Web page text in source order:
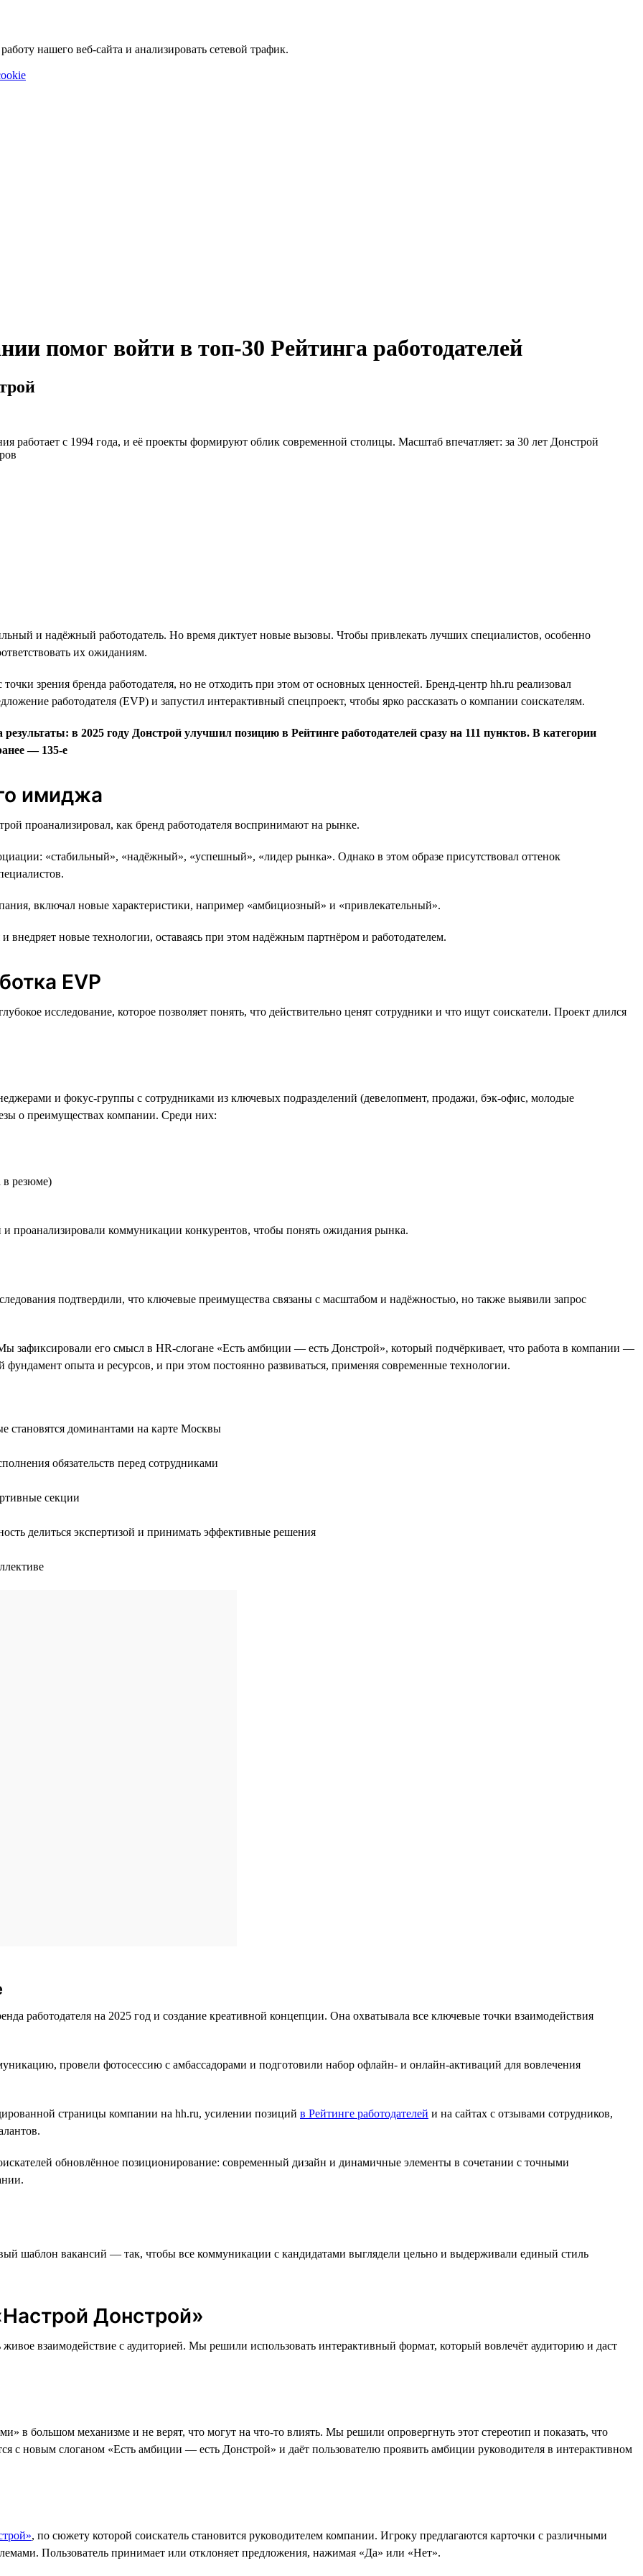
нашего веб-сайта и анализировать сетевой трафик.
помог войти в топ-30 Рейтинга работодателей
с 1994 года, и её проекты формируют облик современной столицы. Масштаб впечатляет: за 30 лет Донстрой
и надёжный работодатель. Но время диктует новые вызовы. Чтобы привлекать лучших специалистов, особенно
их ожиданиям.
зрения бренда работодателя, но не отходить при этом от основных ценностей. Бренд-центр hh.ru реализовал
работодателя (EVP) и запустил интерактивный спецпроект, чтобы ярко рассказать о компании соискателям.
в 2025 году Донстрой улучшил позицию в Рейтинге работодателей сразу на 111 пунктов. В категории
— 135-е
имиджа
проанализировал, как бренд работодателя воспринимают на рынке.
«стабильный», «надёжный», «успешный», «лидер рынка». Однако в этом образе присутствовал оттенок
включал новые характеристики, например «амбициозный» и «привлекательный».
внедряет новые технологии, оставаясь при этом надёжным партнёром и работодателем.
EVP
исследование, которое позволяет понять, что действительно ценят сотрудники и что ищут соискатели. Проект длился
и фокус-группы с сотрудниками из ключевых подразделений (девелопмент, продажи, бэк-офис, молодые
о преимуществах компании. Среди них:
в резюме)
проанализировали коммуникации конкурентов, чтобы понять ожидания рынка.
подтвердили, что ключевые преимущества связаны с масштабом и надёжностью, но также выявили запрос
зафиксировали его смысл в HR-слогане «Есть амбиции — есть Донстрой», который подчёркивает, что работа в компании —
опыта и ресурсов, и при этом постоянно развиваться, применяя современные технологии.
становятся доминантами на карте Москвы
обязательств перед сотрудниками
секции
делиться экспертизой и принимать эффективные решения
работодателя на 2025 год и создание креативной концепции. Она охватывала все ключевые точки взаимодействия
провели фотосессию с амбассадорами и подготовили набор офлайн- и онлайн-активаций для вовлечения
страницы компании на hh.ru, усилении позиций в Рейтинге работодателей и на сайтах с отзывами сотрудников,
обновлённое позиционирование: современный дизайн и динамичные элементы в сочетании с точными
шаблон вакансий — так, чтобы все коммуникации с кандидатами выглядели цельно и выдерживали единый стиль
Донстрой»
взаимодействие с аудиторией. Мы решили использовать интерактивный формат, который вовлечёт аудиторию и даст
в большом механизме и не верят, что могут на что-то влиять. Мы решили опровергнуть этот стереотип и показать, что
с новым слоганом «Есть амбиции — есть Донстрой» и даёт пользователю проявить амбиции руководителя в интерактивном
, по сюжету которой соискатель становится руководителем компании. Игроку предлагаются карточки с различными
Пользователь принимает или отклоняет предложения, нажимая «Да» или «Нет».